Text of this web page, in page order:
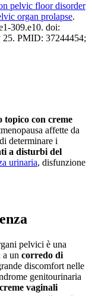
pelvic floor disorder
organ prolapse.
309.e10. doi:
25. PMID: 37244454;
topico con creme
affette da
determinare i
a disturbi del
urinaria, disfunzione
pelvici è una
a un corredo di
discomfort nelle
genitourinaria
creme vaginali